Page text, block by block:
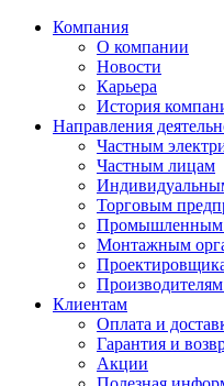
Компания
О компании
Новости
Карьера
История
Направления
Частным
Частным лицам
Торговым
Промышленным
Монтажным
Клиентам
Оплата и
Гарантия и
Акции